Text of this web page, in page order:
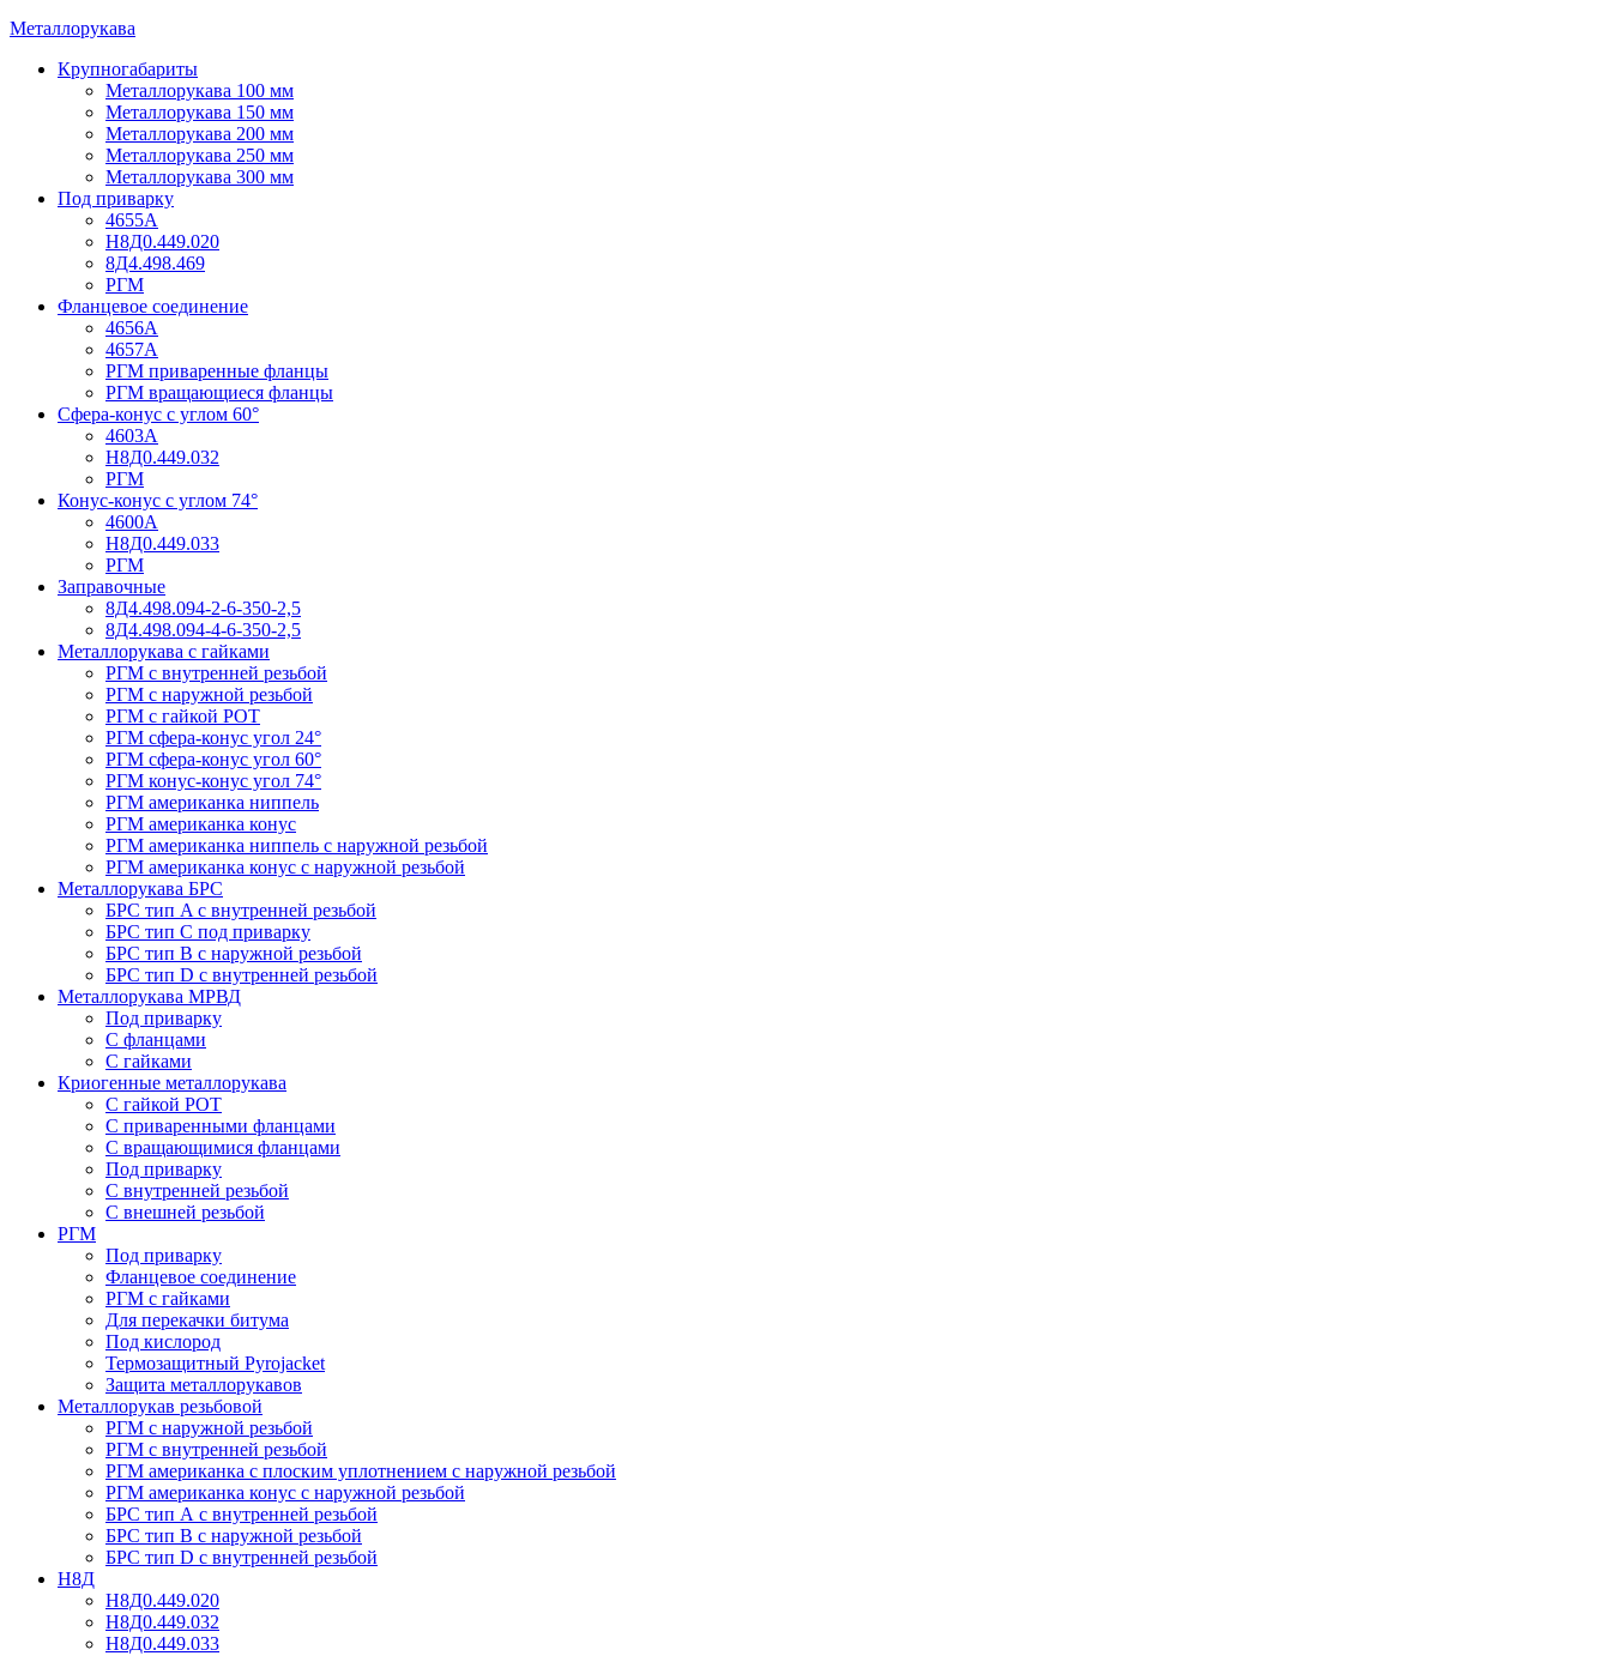
Металлорукава
Крупногабариты
Металлорукава 100 мм
Металлорукава 150 мм
Металлорукава 200 мм
Металлорукава 250 мм
Металлорукава 300 мм
Под приварку
4655А
Н8Д0.449.020
8Д4.498.469
РГМ
Фланцевое соединение
4656А
4657А
РГМ приваренные фланцы
РГМ вращающиеся фланцы
Сфера-конус с углом 60°
4603А
Н8Д0.449.032
РГМ
Конус-конус с углом 74°
4600А
Н8Д0.449.033
РГМ
Заправочные
8Д4.498.094-2-6-350-2,5
8Д4.498.094-4-6-350-2,5
Металлорукава с гайками
РГМ с внутренней резьбой
РГМ с наружной резьбой
РГМ с гайкой РОТ
РГМ сфера-конус угол 24°
РГМ сфера-конус угол 60°
РГМ конус-конус угол 74°
РГМ американка ниппель
РГМ американка конус
РГМ американка ниппель с наружной резьбой
РГМ американка конус с наружной резьбой
Металлорукава БРС
БРС тип A с внутренней резьбой
БРС тип C под приварку
БРС тип B с наружной резьбой
БРС тип D с внутренней резьбой
Металлорукава МРВД
Под приварку
С фланцами
С гайками
Криогенные металлорукава
С гайкой РОТ
С приваренными фланцами
С вращающимися фланцами
Под приварку
С внутренней резьбой
С внешней резьбой
РГМ
Под приварку
Фланцевое соединение
РГМ с гайками
Для перекачки битума
Под кислород
Термозащитный Pyrojacket
Защита металлорукавов
Металлорукав резьбовой
РГМ с наружной резьбой
РГМ с внутренней резьбой
РГМ американка с плоским уплотнением с наружной резьбой
РГМ американка конус с наружной резьбой
БРС тип А с внутренней резьбой
БРС тип В с наружной резьбой
БРС тип D с внутренней резьбой
Н8Д
Н8Д0.449.020
Н8Д0.449.032
Н8Д0.449.033